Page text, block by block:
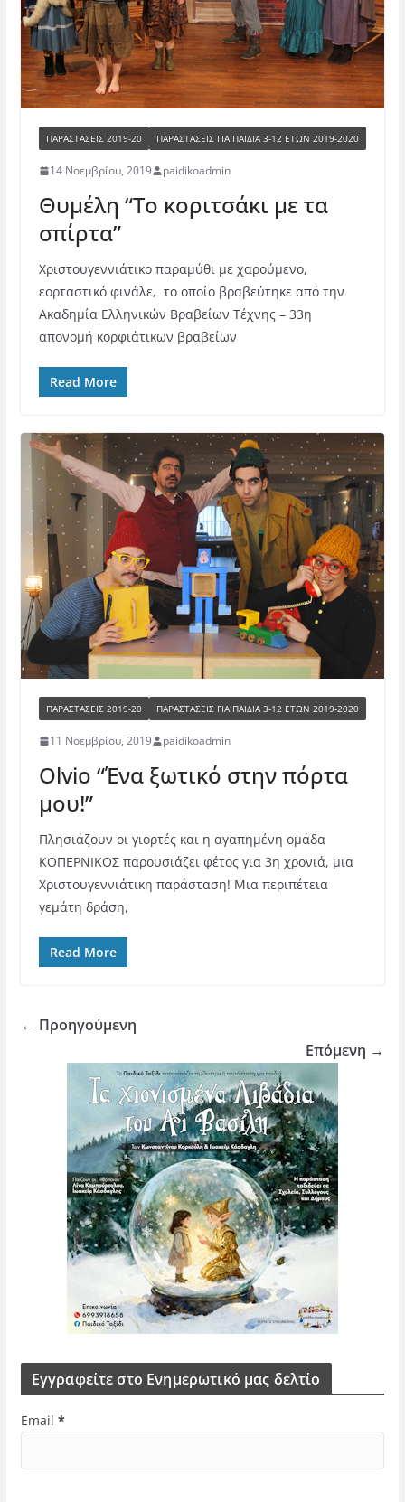
ΠΑΡΑΣΤΑΣΕΙΣ 2019-20 ΠΑΡΑΣΤΆΣΕΙΣ ΓΙΑ ΠΑΙΔΙΆ 3-12 ΕΤΏΝ 2019-2020
14 Νοεμβρίου, 2019 paidikoadmin
Θυμέλη “Το κοριτσάκι με τα
σπίρτα”
Χριστουγεννιάτικο παραμύθι με χαρούμενο,
εορταστικό φινάλε, το οποίο βραβεύτηκε από την
Ακαδημία Ελληνικών Βραβείων Τέχνης – 33η
απονομή κορφιάτικων βραβείων
Read More
ΠΑΡΑΣΤΑΣΕΙΣ 2019-20 ΠΑΡΑΣΤΆΣΕΙΣ ΓΙΑ ΠΑΙΔΙΆ 3-12 ΕΤΏΝ 2019-2020
11 Νοεμβρίου, 2019 paidikoadmin
Olvio “Ένα ξωτικό στην πόρτα
μου!”
Πλησιάζουν οι γιορτές και η αγαπημένη ομάδα
ΚΟΠΕΡΝΙΚΟΣ παρουσιάζει φέτος για 3η χρονιά, μια
Χριστουγεννιάτικη παράσταση! Μια περιπέτεια
γεμάτη δράση,
Read More
← Προηγούμενη
Επόμενη →
Εγγραφείτε στο Ενημερωτικό μας δελτίο
Email *